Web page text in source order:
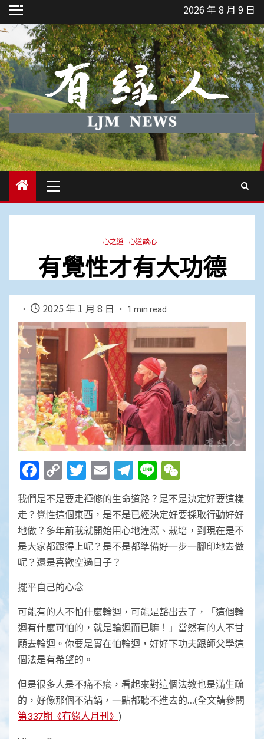
Skip
to
content
2026 年 8 月 9 日
Menu
心之道 心道談心
有覺性才有大功德
2025 年 1 月 8 日 1 min read
Facebook
Copy
Link
Twitter
EmailTelegram
Line
我們是不是要走禪修的生命道路？是不是決定好要這樣
走？覺性這個東西，是不是已經決定好要採取行動好好
地做？多年前我就開始用心地灌溉、栽培，到現在是不
是大家都跟得上呢？是不是都準備好一步一腳印地去做
呢？還是喜歡空過日子？
擺平自己的心念
可能有的人不怕什麼輪迴，可能是豁出去了，「這個輪
迴有什麼可怕的，就是輪迴而已嘛！」當然有的人不甘
願去輪迴。你要是實在怕輪迴，好好下功夫跟師父學這
個法是有希望的。
但是很多人是不痛不癢，看起來對這個法教也是滿生疏
的，好像那個不沾鍋，一點都聽不進去的…(全文請參閱
第337期《有緣人月刊》 )